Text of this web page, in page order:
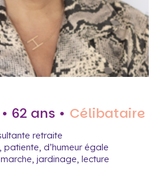
• 62 ans • Célibataire
retraite
patiente, d’humeur égale
jardinage, lecture